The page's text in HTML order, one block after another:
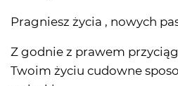
Pragniesz życia , nowych
Z godnie z prawem
Twoim życiu cudowne